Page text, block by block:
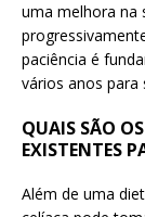
uma melhora na
paciência é
vários anos para
QUAIS SÃO
EXISTENTES
Além de uma